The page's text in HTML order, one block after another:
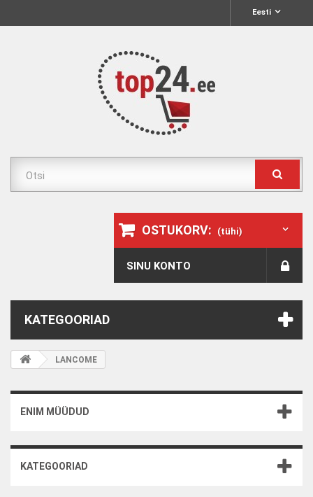
Eesti
OSTUKORV: (tühi)
SINU KONTO
KATEGOORIAD
LANCOME
ENIM MÜÜDUD
KATEGOORIAD